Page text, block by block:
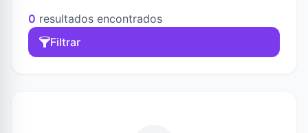
0 resultados encontrados
Filtrar